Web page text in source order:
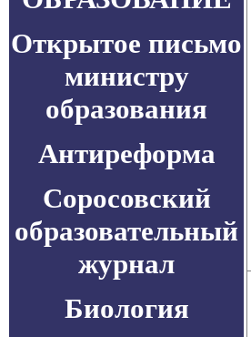
Открытое письмо
министру
образования
Антиреформа
Соросовский
образовательный
журнал
Биология